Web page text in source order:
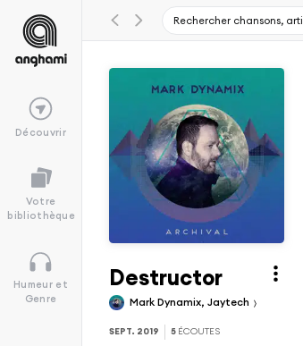
Découvrir
Votre
bibliothèque
Humeur et
Genre
Destructor
Mark Dynamix, Jaytech
SEPT. 2019 5 ÉCOUTES